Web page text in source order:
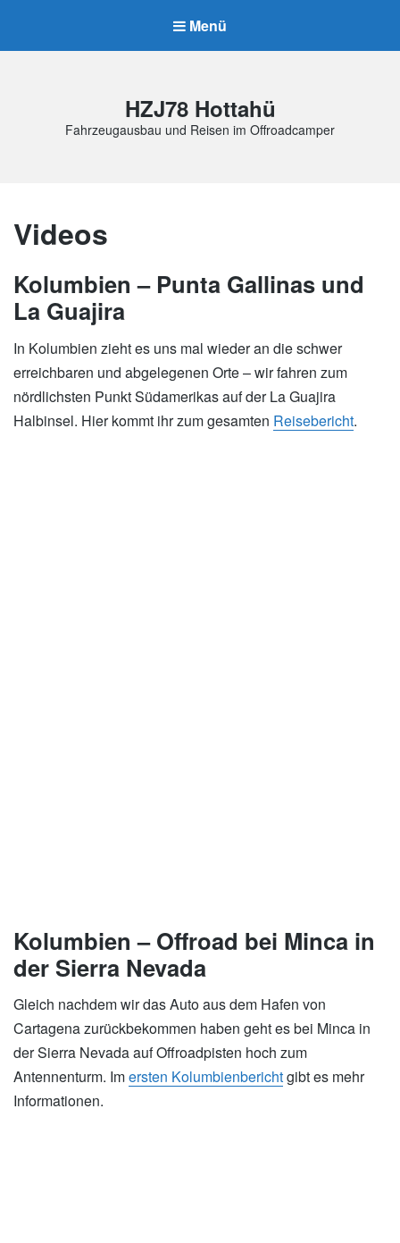
Menü
HZJ78 Hottahü
Fahrzeugausbau und Reisen im Offroadcamper
Videos
Kolumbien – Punta Gallinas und
La Guajira
In Kolumbien zieht es uns mal wieder an die schwer
erreichbaren und abgelegenen Orte – wir fahren zum
nördlichsten Punkt Südamerikas auf der La Guajira
Halbinsel. Hier kommt ihr zum gesamten Reisebericht.
Kolumbien – Offroad bei Minca in
der Sierra Nevada
Gleich nachdem wir das Auto aus dem Hafen von
Cartagena zurückbekommen haben geht es bei Minca in
der Sierra Nevada auf Offroadpisten hoch zum
Antennenturm. Imersten Kolumbienberichtgibt es mehr
Informationen.